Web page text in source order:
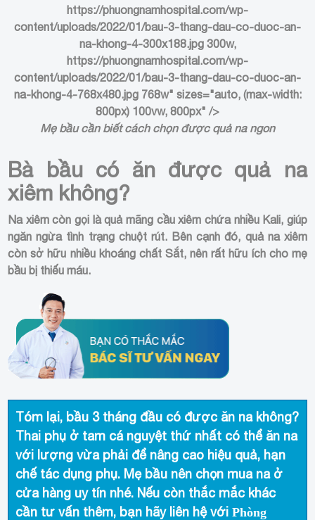
https://phuongnamhospital.com/wp-
content/uploads/2022/01/bau-3-thang-dau-co-duoc-an-
na-khong-4-300x188.jpg 300w,
https://phuongnamhospital.com/wp-
content/uploads/2022/01/bau-3-thang-dau-co-duoc-an-
na-khong-4-768x480.jpg 768w" sizes="auto, (max-width:
800px) 100vw, 800px" />
Mẹ bầu cần biết cách chọn được quả na ngon
Bà bầu có ăn được quả na
xiêm không?
Na xiêm còn gọi là quả mãng cầu xiêm chứa nhiều Kali, giúp
ngăn ngừa tình trạng chuột rút. Bên cạnh đó, quả na xiêm
còn sở hữu nhiều khoáng chất Sắt, nên rất hữu ích cho mẹ
bầu bị thiếu máu.
Tóm lại, bầu 3 tháng đầu có được ăn na không?
Thai phụ ở tam cá nguyệt thứ nhất có thể ăn na
với lượng vừa phải để nâng cao hiệu quả, hạn
chế tác dụng phụ. Mẹ bầu nên chọn mua na ở
cửa hàng uy tín nhé. Nếu còn thắc mắc khác
cần tư vấn thêm, bạn hãy liên hệ vớiPhòng